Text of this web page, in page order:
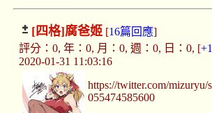
[四格]腐爸姬 [16篇回應]
評分：0, 年：0, 月：0, 週：0, 日：0, [+1
2020-01-31 11:03:16
https://twitter.com/mizuryu/
055474585600